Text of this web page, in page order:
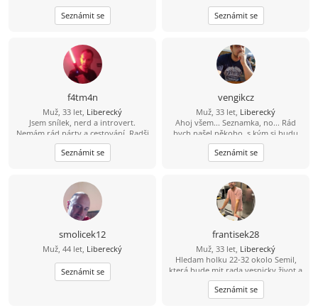
Seznámit se Seznámit se
f4tm4n
Muž, 33 let, Liberecký
Jsem snílek, nerd a introvert.
Nemám rád párty a cestování. Radši
si čtu nebo se projdu a rád
modelařím. Jsem romantik a doufám
že mi osud nějak přihraje do cesty
klid a pomalý život. Hledám něco do
čeho rád naliju zbylé roky života, ne
jednodenní romanci. Když mi řekneš
že dáváš na čaj a pak si pustíme dvě
věže máš vyhráno :D
Seznámit se
vengikcz
Muž, 33 let, Liberecký
Ahoj všem... Seznamka, no... Rád
bych našel někoho, s kým si budu
rozumět a hlavně bych byl rád,
kdyby v tom byla i důvěra, tu mám
teĎ podkopanou asi nejvíce... :)
Seznámit se
smolicek12
Muž, 44 let, Liberecký
Seznámit se
frantisek28
Muž, 33 let, Liberecký
Hledam holku 22-32 okolo Semil,
která bude mit rada vesnicky život a
zaroven mezinarodni (jazyky, atd)
upřijmná, loajalni a bezdětna ktery
bude chtit časem založit rodinu.
Seznámit se